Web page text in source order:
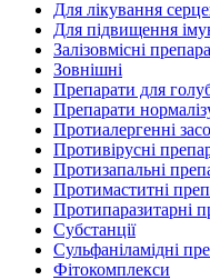
Для лікування
Для підвищення
Залізовмісні
Зовнішні
Препарати для
Препарати
Протиалергенні
Противірусні
Протизапальні
Протимаститні
Протипаразитарні
Субстанції
Сульфаніламідні
Фітокомплекси